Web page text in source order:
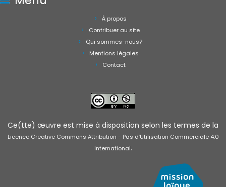
À propos
Contribuer au site
Qui sommes-nous?
Mentions légales
Contact
Ce(tte) œuvre est mise à disposition selon les termes de la
Licence Creative Commons Attribution - Pas d’Utilisation Commerciale 4.0
International.